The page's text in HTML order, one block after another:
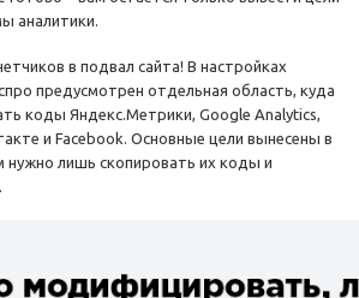
аналитики.
в подвал сайта! В настройках
предусмотрен отдельная область, куда
коды Яндекс.Метрики, Google Analytics,
и Facebook. Основные цели вынесены в
нужно лишь скопировать их коды и